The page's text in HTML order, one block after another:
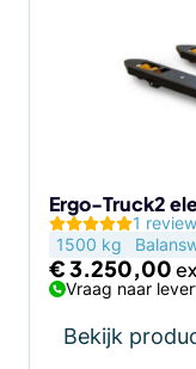
Ergo-Truck2
1 review
1500 kg
€3.250,00
Vraag naar
Bekijk